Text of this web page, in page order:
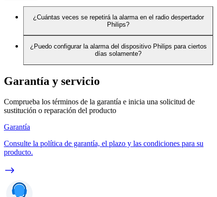
¿Cuántas veces se repetirá la alarma en el radio despertador
Philips?
¿Puedo configurar la alarma del dispositivo Philips para ciertos
días solamente?
Garantía y servicio
Comprueba los términos de la garantía e inicia una solicitud de
sustitución o reparación del producto
Garantía
Consulte la política de garantía, el plazo y las condiciones para su
producto.